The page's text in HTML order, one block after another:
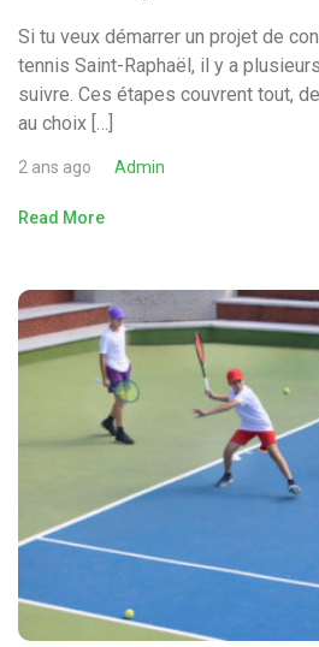
Si tu veux démarrer un projet de
tennis Saint-Raphaël, il y a
suivre. Ces étapes couvrent tout,
au choix […]
2 ans ago Admin
Read More